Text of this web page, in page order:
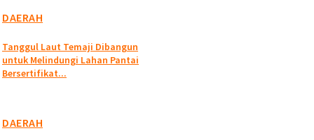
DAERAH
Tanggul Laut Temaji Dibangun
untuk Melindungi Lahan Pantai
Bersertifikat...
DAERAH